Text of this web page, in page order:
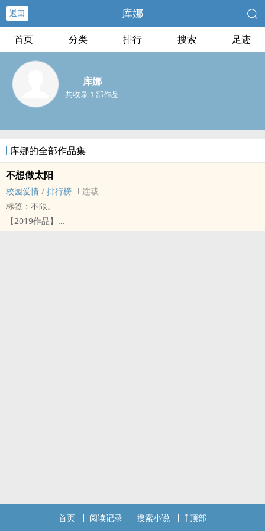
返回 库娜
首页 分类 排行 搜索 足迹
库娜
共收录 1 部作品
库娜的全部作品集
不想做太阳
校园爱情 / 排行榜
连载
标签：不限。
【2019作品】
首页 阅读记录 搜索小说 顶部